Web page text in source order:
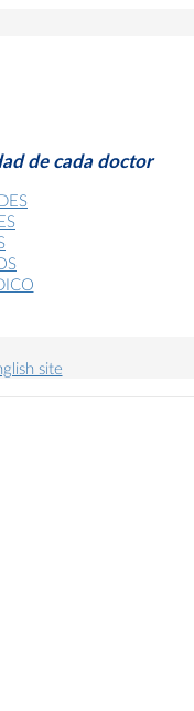
de cada doctor
site